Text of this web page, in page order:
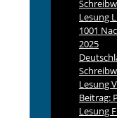
Lesung
1001
2025
Lesung
Beitrag:
Lesung